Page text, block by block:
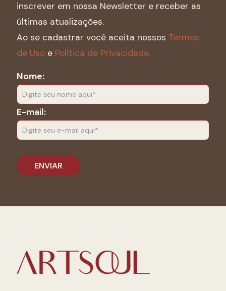
inscrever em nossa Newsletter e receber as
últimas atualizações.
Ao se cadastrar você aceita nossos Termos
de Uso e Politica de Privacidade.
Nome:
E-mail: